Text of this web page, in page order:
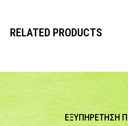
RELATED PRODUCTS
ΕΞΥΠΗΡΕΤΗΣΗ